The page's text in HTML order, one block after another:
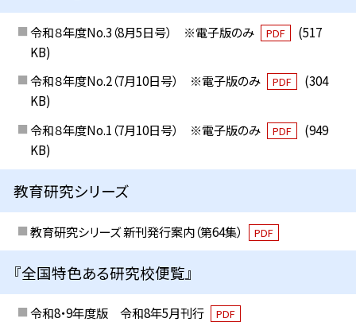
令和８年度No.3（8月5日号） ※電子版のみ PDF
(517
KB)
令和８年度No.2（7月10日号） ※電子版のみ
PDF
(304
KB)
令和８年度No.1（7月10日号） ※電子版のみ
PDF
(949
KB)
教育研究シリーズ
教育研究シリーズ 新刊発行案内（第64集） PDF
『全国特色ある研究校便覧』
令和8・9年度版 令和8年5月刊行 PDF